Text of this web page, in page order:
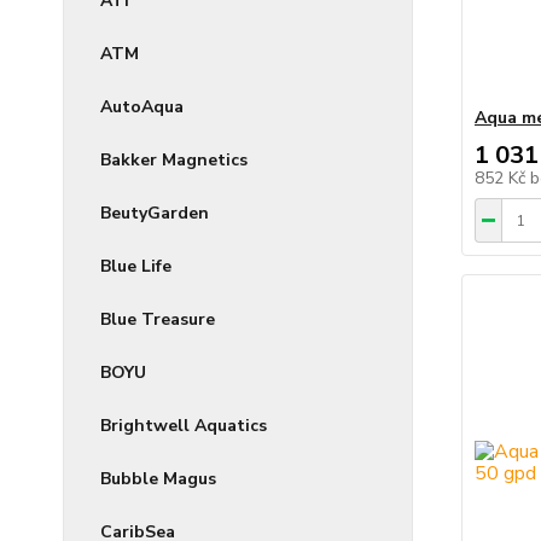
ATM
AutoAqua
Bakker Magnetics
BeutyGarden
Blue Life
Blue Treasure
BOYU
Brightwell Aquatics
Bubble Magus
CaribSea
Aqua
1
852 Kč